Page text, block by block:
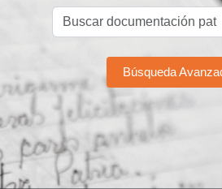
Búsqueda